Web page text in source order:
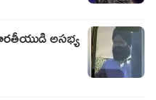
అసభ్య